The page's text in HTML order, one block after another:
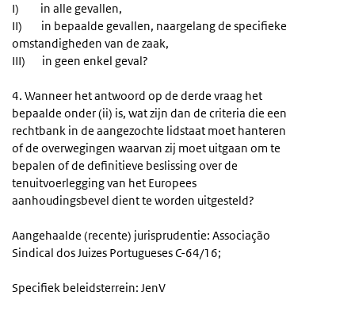
I) in alle gevallen,
II) in bepaalde gevallen, naargelang de specifieke
omstandigheden van de zaak,
III) in geen enkel geval?
4. Wanneer het antwoord op de derde vraag het
bepaalde onder (ii) is, wat zijn dan de criteria die een
rechtbank in de aangezochte lidstaat moet hanteren
of de overwegingen waarvan zij moet uitgaan om te
bepalen of de definitieve beslissing over de
tenuitvoerlegging van het Europees
aanhoudingsbevel dient te worden uitgesteld?
Aangehaalde (recente) jurisprudentie: Associação
Sindical dos Juizes Portugueses C-64/16;
Specifiek beleidsterrein: JenV